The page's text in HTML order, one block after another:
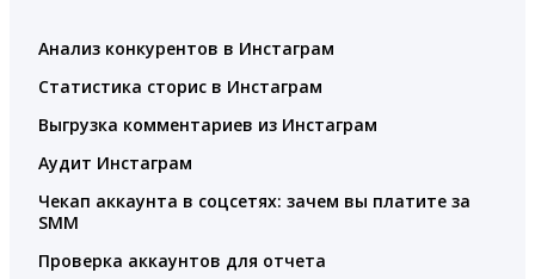
Анализ конкурентов в Инстаграм
Статистика сторис в Инстаграм
Выгрузка комментариев из Инстаграм
Аудит Инстаграм
Чекап аккаунта в соцсетях: зачем вы платите за
SMM
Проверка аккаунтов для отчета